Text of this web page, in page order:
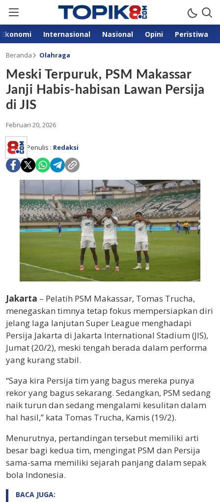
Ekonomi Internasional Nasional Opini Peristiwa
Beranda Olahraga
Meski Terpuruk, PSM Makassar
Janji Habis-habisan Lawan Persija
di JIS
Februari 20, 2026
Penulis : Redaksi
Jakarta – Pelatih PSM Makassar, Tomas Trucha,
menegaskan timnya tetap fokus mempersiapkan diri
jelang laga lanjutan Super League menghadapi
Persija Jakarta di Jakarta International Stadium (JIS),
Jumat (20/2), meski tengah berada dalam performa
yang kurang stabil.
“Saya kira Persija tim yang bagus mereka punya
rekor yang bagus sekarang. Sedangkan, PSM sedang
naik turun dan sedang mengalami kesulitan dalam
hal hasil,” kata Tomas Trucha, Kamis (19/2).
Menurutnya, pertandingan tersebut memiliki arti
besar bagi kedua tim, mengingat PSM dan Persija
sama-sama memiliki sejarah panjang dalam sepak
bola Indonesia.
BACA JUGA: